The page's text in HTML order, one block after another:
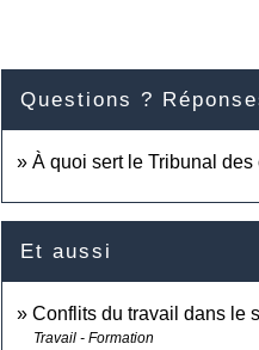
Questions ?
À quoi sert le Tribunal des
Et aussi
Conflits du travail dans le
Travail - Formation